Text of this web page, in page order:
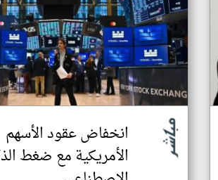
انخفاض عقود الأسهم
الأمريكية مع ضغط